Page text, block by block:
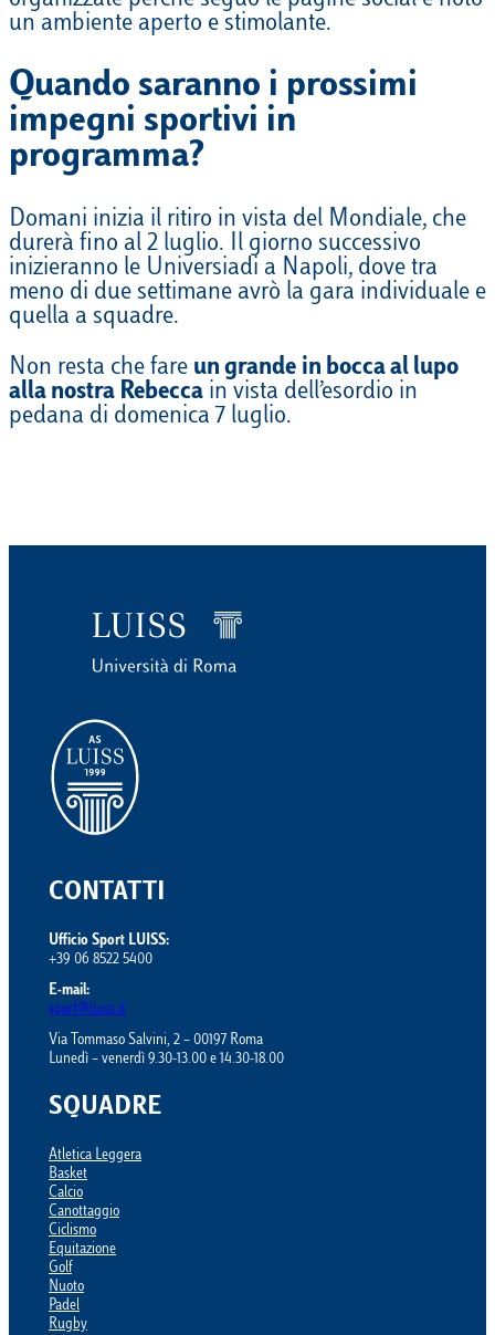
un ambiente aperto e stimolante.
Quando saranno i prossimi
impegni sportivi in
programma?
Domani inizia il ritiro in vista del Mondiale, che
durerà fino al 2 luglio. Il giorno successivo
inizieranno le Universiadi a Napoli, dove tra
meno di due settimane avrò la gara individuale e
quella a squadre.
Non resta che fare un grande in bocca al lupo
alla nostra Rebecca in vista dell’esordio in
pedana di domenica 7 luglio.
CONTATTI
Ufficio Sport LUISS:
+39 06 8522 5400
E-mail:
sport@luiss.it
Via Tommaso Salvini, 2 – 00197 Roma
Lunedì – venerdì 9.30-13.00 e 14.30-18.00
SQUADRE
Atletica Leggera
Basket
Calcio
Canottaggio
Ciclismo
Equitazione
Golf
Nuoto
Padel
Rugby